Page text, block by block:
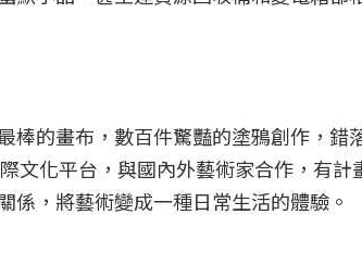
棒的畫布，數百件驚豔的塗鴉創作，
文化平台，與國內外藝術家合作，有
係，將藝術變成一種日常生活的體驗。